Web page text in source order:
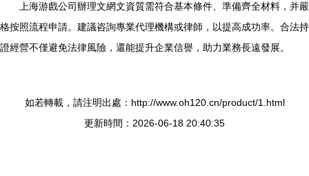
上海游戲公司辦理文網文資質需符合基本條件、準備齊全材料，并嚴
格按照流程申請。建議咨詢專業代理機構或律師，以提高成功率。合法持
證經營不僅避免法律風險，還能提升企業信譽，助力業務長遠發展。
如若轉載，請注明出處：http://www.oh120.cn/product/1.html
更新時間：2026-06-18 20:40:35